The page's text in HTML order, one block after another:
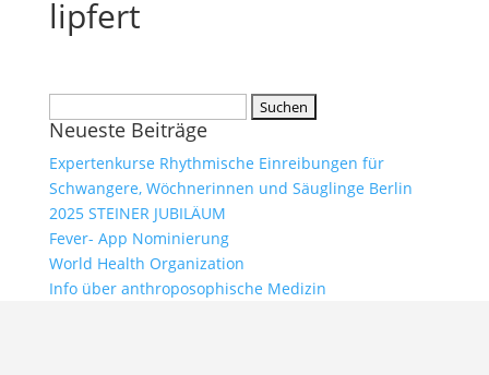
lipfert
nach:
Neueste Beiträge
Expertenkurse Rhythmische Einreibungen für
Schwangere, Wöchnerinnen und Säuglinge Berlin
2025 STEINER JUBILÄUM
Fever- App Nominierung
World Health Organization
Info über anthroposophische Medizin